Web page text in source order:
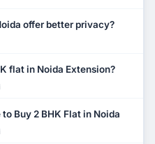
offer better privacy?
flat in Noida Extension?
Buy 2 BHK Flat in Noida